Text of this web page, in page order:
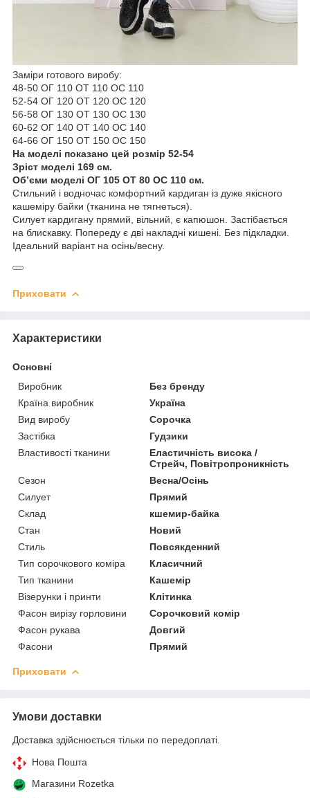
Заміри готового виробу:
48-50 ОГ 110 ОТ 110 ОС 110
52-54 ОГ 120 ОТ 120 ОС 120
56-58 ОГ 130 ОТ 130 ОС 130
60-62 ОГ 140 ОТ 140 ОС 140
64-66 ОГ 150 ОТ 150 ОС 150
На моделі показано цей розмір 52-54
Зріст моделі 169 см.
Oб’єми моделі ОГ 105 ОТ 80 ОС 110 см.
Стильний і водночас комфортний кардиган із дуже якісного
кашеміру байки (тканина не тягнеться).
Силует кардигану прямий, вільний, є капюшон. Застібається
на блискавку. Попереду є дві накладні кишені. Без підкладки.
Ідеальний варіант на осінь/весну.
Приховати
Характеристики
Основні
Виробник
Без бренду
Країна виробник
Україна
Вид виробу
Сорочка
Застібка
Гудзики
Властивості тканини
Еластичність висока /
Стрейч, Повітропроникність
Сезон
Весна/Осінь
Силует
Прямий
Склад
кшемир-байка
Стан
Новий
Стиль
Повсякденний
Тип сорочкового коміра
Класичний
Тип тканини
Кашемір
Візерунки і принти
Клітинка
Фасон вирізу горловини
Сорочковий комір
Фасон рукава
Довгий
Фасони
Прямий
Приховати
Умови доставки
Доставка здійснюється тільки по передоплаті.
Нова Пошта
Магазини Rozetka